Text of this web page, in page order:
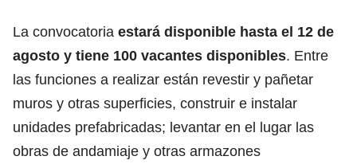
La convocatoria estará disponible hasta el 12 de
agosto y tiene 100 vacantes disponibles. Entre
las funciones a realizar están revestir y pañetar
muros y otras superficies, construir e instalar
unidades prefabricadas; levantar en el lugar las
obras de andamiaje y otras armazones